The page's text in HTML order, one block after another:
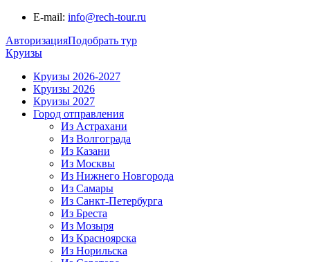
E-mail: info@rech-tour.ru
АвторизацияПодобрать тур
Круизы
Круизы 2026-2027
Круизы 2026
Круизы 2027
Город отправления
Из Астрахани
Из Волгограда
Из Казани
Из Москвы
Из Нижнего Новгорода
Из Самары
Из Санкт-Петербурга
Из Бреста
Из Мозыря
Из Красноярска
Из Норильска